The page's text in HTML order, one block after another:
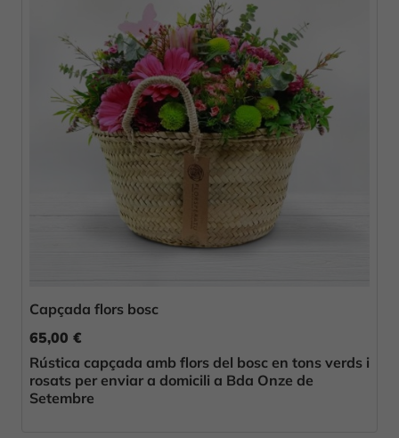
Capçada flors bosc
65,00 €
Rústica capçada amb flors del bosc en tons verds i
rosats per enviar a domicili a Bda Onze de
Setembre